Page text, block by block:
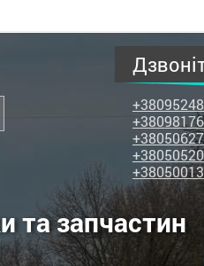
та запчастин